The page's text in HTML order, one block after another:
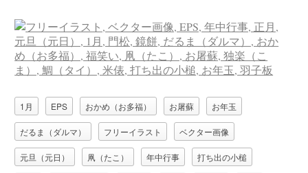
1月 EPS おかめ（お多福） お屠蘇 お年玉
だるま（ダルマ） フリーイラスト ベクター画像
元旦（元日） 凧（たこ） 年中行事 打ち出の小槌